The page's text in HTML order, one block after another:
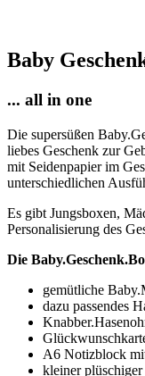
Baby
... all in one
Die supersüßen
liebes Geschenk zur
mit Seidenpapier im
unterschiedlichen
Es gibt Jungsboxen,
Personalisierung des
Die
gemütliche
dazu passendes
A6 Notizblock
kleiner